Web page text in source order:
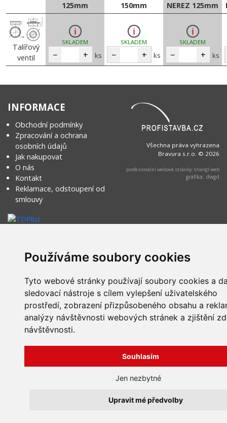
Používáme soubory cookies
Tyto webové stránky používají soubory cookies a
sledovací nástroje s cílem vylepšení uživatelského
prostředí, zobrazení přizpůsobeného obsahu a
analýzy návštěvnosti webových stránek a zjištění
návštěvnosti.
Souhlasím
Jen nezbytné
Upravit mé předvolby
125mm
150mm
NEREZ 125mm
Talířový
ventil
SKLADEM
− + ks
SKLADEM
− + ks
SKLADEM
− + ks
INFORMACE
Obchodní podmínky
Zpracování a ochrana
osobních údajů
Jak nakupovat
O nás
Kontakt
Reklamace, odstoupení od
smlouvy
Všechna práva vyhrazena
Bravura s.r.o. © 2026
profesionální webové stránky: triangl web
grafika: dwgd